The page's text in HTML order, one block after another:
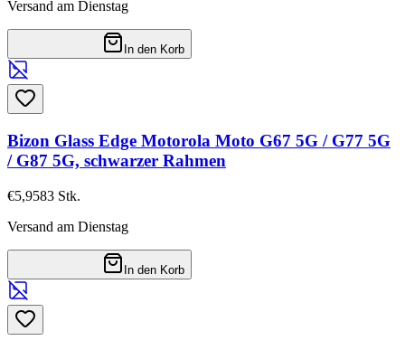
Versand am Dienstag
In den Korb
Bizon Glass Edge Motorola Moto G67 5G / G77 5G
/ G87 5G, schwarzer Rahmen
€5,9583 Stk.
Versand am Dienstag
In den Korb